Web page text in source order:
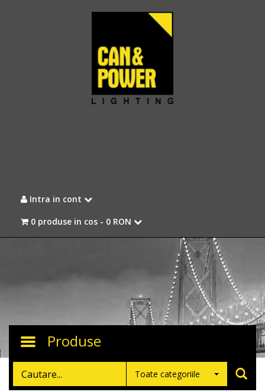
Intra in cont
0 produse in cos - 0 RON
Toggle
Produse
Toate categoriile